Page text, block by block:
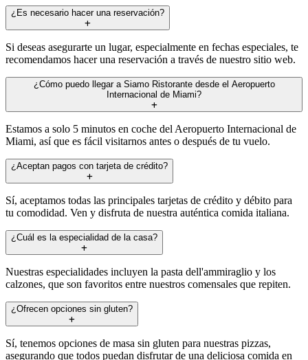
¿Es necesario hacer una reservación?
Si deseas asegurarte un lugar, especialmente en fechas especiales, te
recomendamos hacer una reservación a través de nuestro sitio web.
¿Cómo puedo llegar a Siamo Ristorante desde el Aeropuerto
Internacional de Miami?
Estamos a solo 5 minutos en coche del Aeropuerto Internacional de
Miami, así que es fácil visitarnos antes o después de tu vuelo.
¿Aceptan pagos con tarjeta de crédito?
Sí, aceptamos todas las principales tarjetas de crédito y débito para
tu comodidad. Ven y disfruta de nuestra auténtica comida italiana.
¿Cuál es la especialidad de la casa?
Nuestras especialidades incluyen la pasta dell'ammiraglio y los
calzones, que son favoritos entre nuestros comensales que repiten.
¿Ofrecen opciones sin gluten?
Sí, tenemos opciones de masa sin gluten para nuestras pizzas,
asegurando que todos puedan disfrutar de una deliciosa comida en